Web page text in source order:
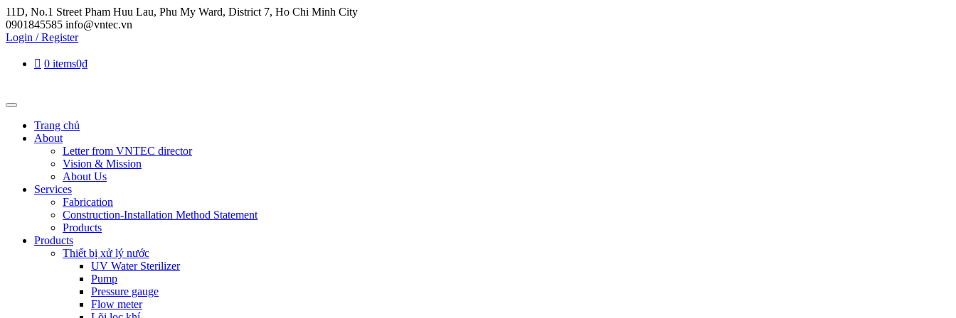
11D, No.1 Street Pham Huu Lau, Phu My Ward, District 7, Ho Chi Minh City
0901845585 info@vntec.vn
Login / Register
0 items0₫
Trang chủ
About
Letter from VNTEC director
Vision & Mission
About Us
Services
Fabrication
Construction-Installation Method Statement
Products
Products
Thiết bị xử lý nước
UV Water Sterilizer
Pump
Pressure gauge
Flow meter